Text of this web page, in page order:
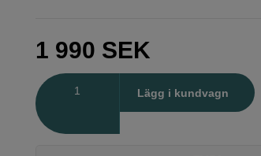
1 990 SEK
Lägg i kundvagn